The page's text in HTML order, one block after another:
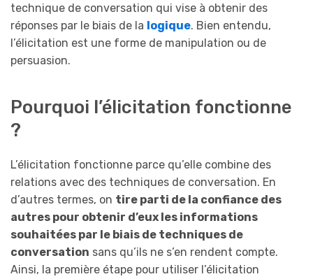
technique de conversation qui vise à obtenir des
réponses par le biais de la logique. Bien entendu,
l’élicitation est une forme de manipulation ou de
persuasion.
Pourquoi l’élicitation fonctionne
?
L’élicitation fonctionne parce qu’elle combine des
relations avec des techniques de conversation. En
d’autres termes, on tire parti de la confiance des
autres pour obtenir d’eux les informations
souhaitées par le biais de techniques de
conversation sans qu’ils ne s’en rendent compte.
Ainsi, la première étape pour utiliser l’élicitation